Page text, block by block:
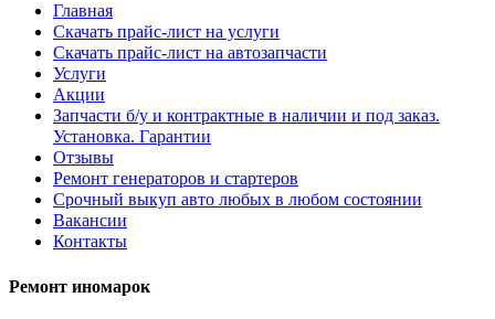
Главная
Скачать прайс-лист на услуги
Скачать прайс-лист на автозапчасти
Услуги
Акции
Запчасти б/у и контрактные в наличии и под заказ.
Установка. Гарантии
Отзывы
Ремонт генераторов и стартеров
Cрочный выкуп авто любых в любом состоянии
Вакансии
Контакты
Ремонт иномарок